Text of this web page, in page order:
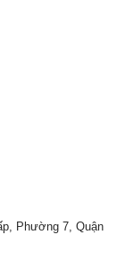
Phường 7, Quận